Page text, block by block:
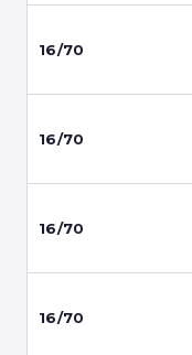
16/70
16/70
16/70
16/70